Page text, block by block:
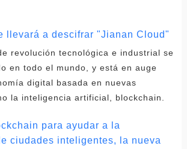
llevará a descifrar "Jianan Cloud"
revolución tecnológica e industrial se
en todo el mundo, y está en auge
digital basada en nuevas
la inteligencia artificial, blockchain.
para ayudar a la
ciudades inteligentes, la nueva